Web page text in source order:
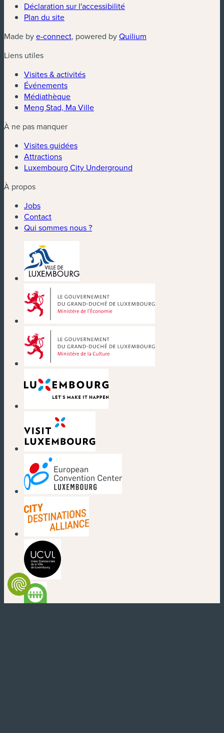
Déclaration sur l'accessibilité
Plan du site
Made bye-connect(nouvelle fenêtre)
, powered byQuilium
Liens utiles
Visites & activités
Événements
Médiathèque
Meng Stad, Ma Ville
À ne pas manquer
Visites guidées
Attractions
Luxembourg City Underground
À propos
Jobs
Contact
Qui sommes nous ?